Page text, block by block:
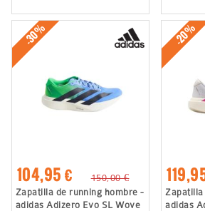
-30%
104,95 €
150,00 €
Zapatilla de running hombre -
adidas Adizero Evo SL Wove
-20%
Zapatilla
adidas